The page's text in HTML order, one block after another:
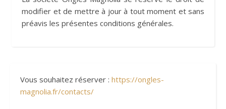
modifier et de mettre à jour à tout moment et sans
préavis les présentes conditions générales.
Vous souhaitez réserver : https://ongles-
magnolia.fr/contacts/